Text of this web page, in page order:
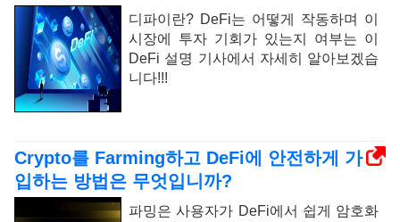
디파이란? DeFi는 어떻게 작동하며 이
시장에 투자 기회가 있는지 여부는 이
DeFi 설명 기사에서 자세히 알아보겠습
니다!!!
Crypto를 Farming하고 DeFi에 안전하게 가
입하는 방법은 무엇입니까?
파밍은 사용자가 DeFi에서 쉽게 암호화